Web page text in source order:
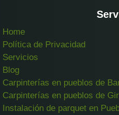
Home
Política de Privacidad
Servicios
Blog
Carpinterías en pueblos de
Carpinterías en pueblos de
Instalación de parquet en